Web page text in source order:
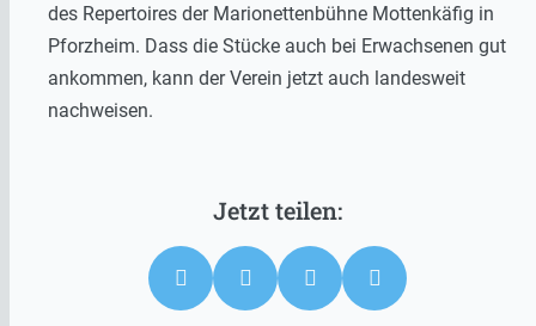
des Repertoires der Marionettenbühne Mottenkäfig in
Pforzheim. Dass die Stücke auch bei Erwachsenen gut
ankommen, kann der Verein jetzt auch landesweit
nachweisen.